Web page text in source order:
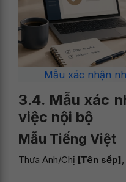
Mẫu xác nhận
3.4. Mẫu xác
việc nội bộ
Mẫu Tiếng Việt
Thưa Anh/Chị [Tên sếp],